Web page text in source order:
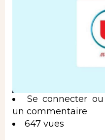
Se connecter ou
un commentaire
647 vues